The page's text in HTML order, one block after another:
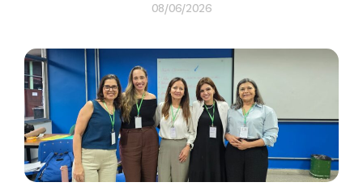
08/06/2026